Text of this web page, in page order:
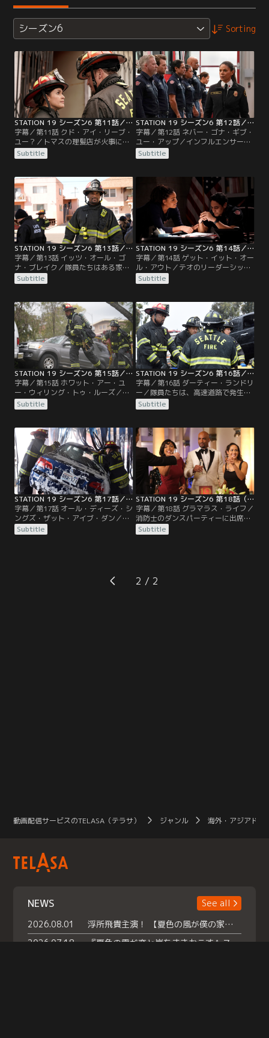
シーズン6 Sorting
STATION 19 シーズン6 第11話／字幕
字幕／第11話 クド・アイ・リーブ・
ユー？／トマスの理髪店が火事にな
り、19分署の隊員たちは危険を伴う
決断を迫られる。心理カウンセラー
リアやカリーナとともに再び行動を
起こす。ベケットは自分の将来につ
いて決断する。
Subtitle
STATION 19 シーズン6 第12話／字幕
字幕／第12話 ネバー・ゴナ・ギブ・
ユー・アップ／インフルエンサーが
ライブ配信中にトラブルが発生。隊
員たちはライブ配信が続く中、困難
トするが、トラヴィスは窮地に陥
る。ベンは患者の異常な兆候から非
常に稀な病気であることを突き止め
Subtitle
STATION 19 シーズン6 第13話／字幕
字幕／第13話 イッツ・オール・ゴ
ナ・ブレイク／隊員たちはある家族
の言い争いの間に入る。ベイリーと
カリーナは危機妊娠センターで潜入
と一緒に市長選のタウンホールミー
ティングの準備を進める。
Subtitle
STATION 19 シーズン6 第14話／字幕
字幕／第14話 ゲット・イット・オー
ル・アウト／テオのリーダーシップ
に対して隊員たちの不満が募り、隊
員たちの感情が爆発する。カリーナ
ら、危機的な状態にある患者を治療
する。ナターシャとサリヴァンの関
係は行き詰まりを見せる。
Subtitle
STATION 19 シーズン6 第15話／字幕
字幕／第15話 ホワット・アー・ユ
ー・ウィリング・トゥ・ルーズ／崩
壊寸前の粗雑に組み立てられた建造
物で隊員たちは危険な難題に直面す
元に戻そうと努力する。一方、ジレ
ンマに苛まれるナターシャは厳しい
決断を迫られる。
Subtitle
STATION 19 シーズン6 第16話／字幕
字幕／第16話 ダーティー・ランドリ
ー／隊員たちは、高速道路で発生し
た大規模な玉突き事故に対応する。
アンディはナターシャの決断がもた
る。一方、ベンは患者を救うために
自分が下した決断の余波に対処す
る。
Subtitle
STATION 19 シーズン6 第17話／字幕
字幕／第17話 オール・ディーズ・シ
ングズ・ザット・アイブ・ダン／ト
ラヴィスとディクソンの間で熾烈な
戦いで市長選に衆目が集まる一方
から突飛な行動を取った後、思いが
Subtitle
STATION 19 シーズン6 第18話（最終話）／字幕
字幕／第18話 グラマラス・ライフ／
消防士のダンスパーティーに出席し
た19分署の隊員たち。華やかな雰囲
気に包まれる中、大規模な災害が発
Subtitle
2
動画配信サービスのTELASA（テラサ） ジャンル 海外・アジアドラ
NEWS
See all
2026.08.01
浮所飛貴主演！ 【夏色の風が僕の家にやってきた】 本日よりテラサで独占配信スタート！
2026.07.18
『夏色の雲が恋と嵐をまきおこす』スペシャルメイキング 【Part1】2026年７月18日（土）23時30分～配信スタート！話題のシーンの裏側を大公開！豪華キャスト大集合！ 『武宮家 真夏の家族会議』開催！